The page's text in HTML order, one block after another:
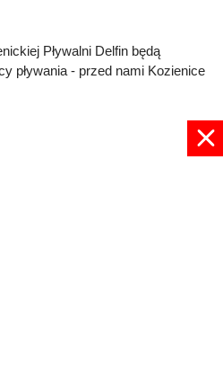
Pływalni Delfin będą
pływania - przed nami Kozienice